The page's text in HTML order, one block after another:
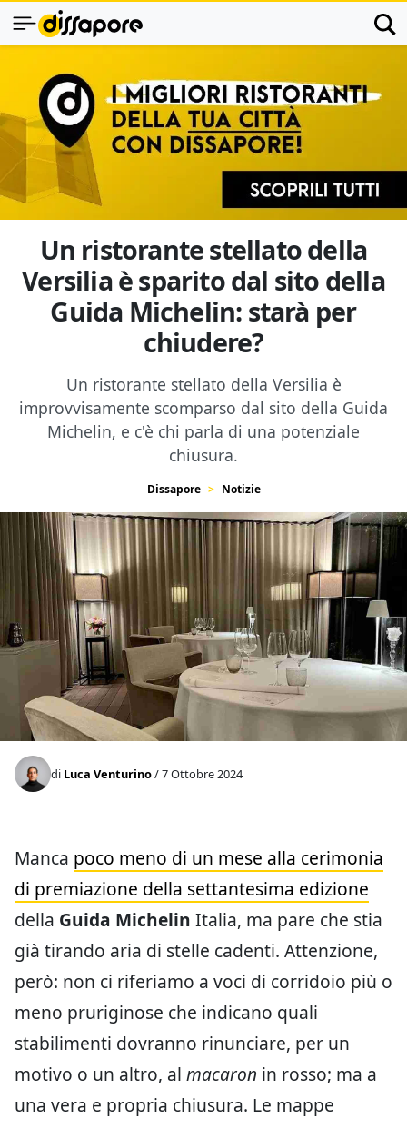
Un ristorante stellato della
Versilia è sparito dal sito della
Guida Michelin: starà per
chiudere?
Un ristorante stellato della Versilia è
improvvisamente scomparso dal sito della Guida
Michelin, e c'è chi parla di una potenziale
chiusura.
Dissapore Notizie
di Luca Venturino/ 7 Ottobre 2024
Manca poco meno di un mese alla cerimonia
di premiazione della settantesima edizione
della Guida Michelin Italia, ma pare che stia
già tirando aria di stelle cadenti. Attenzione,
però: non ci riferiamo a voci di corridoio più o
meno pruriginose che indicano quali
stabilimenti dovranno rinunciare, per un
motivo o un altro, al macaron in rosso; ma a
una vera e propria chiusura. Le mappe